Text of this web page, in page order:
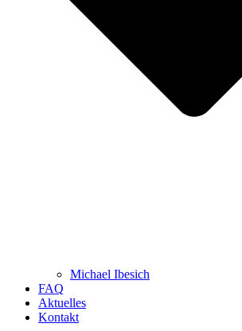
Michael Ibesich
FAQ
Aktuelles
Kontakt